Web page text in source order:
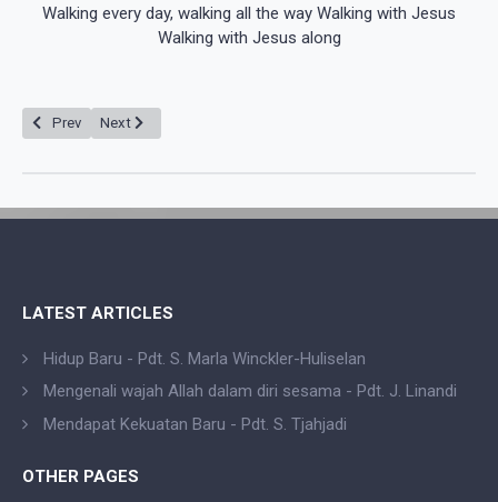
Walking every day, walking all the way Walking with Jesus
Walking with Jesus along
Previous article: Kristus datang untuk memulihkan kerapuhan umat
Prev Next article: Daud, putra Isai dan seorang leluhur Yesus - pdt.
Next
LATEST ARTICLES
Hidup Baru - Pdt. S. Marla Winckler-Huliselan
Mengenali wajah Allah dalam diri sesama - Pdt. J. Linandi
Mendapat Kekuatan Baru - Pdt. S. Tjahjadi
OTHER PAGES